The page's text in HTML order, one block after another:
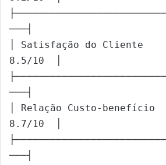
───┤
│ Satisfação do Cliente
8.5/10  │
───┤
│ Relação Custo-
8.7/10  │
───┤